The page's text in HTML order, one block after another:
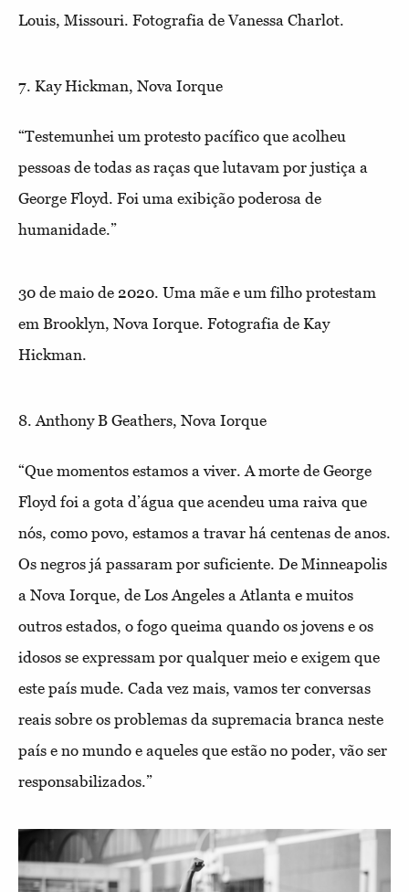
Louis, Missouri. Fotografia de Vanessa Charlot.
7. Kay Hickman, Nova Iorque
“Testemunhei um protesto pacífico que acolheu
pessoas de todas as raças que lutavam por justiça a
George Floyd. Foi uma exibição poderosa de
humanidade.”
30 de maio de 2020. Uma mãe e um filho protestam
em Brooklyn, Nova Iorque. Fotografia de Kay
Hickman.
8. Anthony B Geathers, Nova Iorque
“Que momentos estamos a viver. A morte de George
Floyd foi a gota d’água que acendeu uma raiva que
nós, como povo, estamos a travar há centenas de anos.
Os negros já passaram por suficiente. De Minneapolis
a Nova Iorque, de Los Angeles a Atlanta e muitos
outros estados, o fogo queima quando os jovens e os
idosos se expressam por qualquer meio e exigem que
este país mude. Cada vez mais, vamos ter conversas
reais sobre os problemas da supremacia branca neste
país e no mundo e aqueles que estão no poder, vão ser
responsabilizados.”